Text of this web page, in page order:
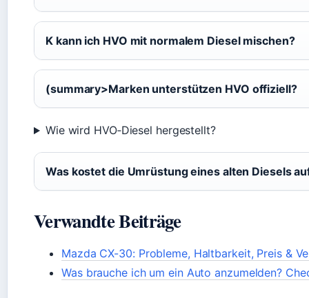
K kann ich HVO mit normalem Diesel mischen?
(summary>Marken unterstützen HVO offiziell?
Wie wird HVO‑Diesel hergestellt?
Was kostet die Umrüstung eines alten Diesels
Verwandte Beiträge
Mazda CX-30: Probleme, Haltbarkeit, Preis &
Was brauche ich um ein Auto anzumelden?